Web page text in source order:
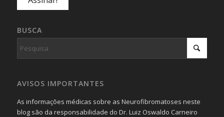
BUSCA
AVISOS IMPORTANTES
As informações médicas sobre as Neurofibromatoses neste
blog são da responsabilidade do Dr. Luiz Oswaldo Carneiro